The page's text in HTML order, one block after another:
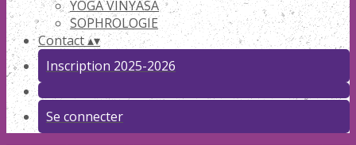
YOGA VINYASA
SOPHROLOGIE
Contact▴▾
Inscription 2025-2026
Se connecter